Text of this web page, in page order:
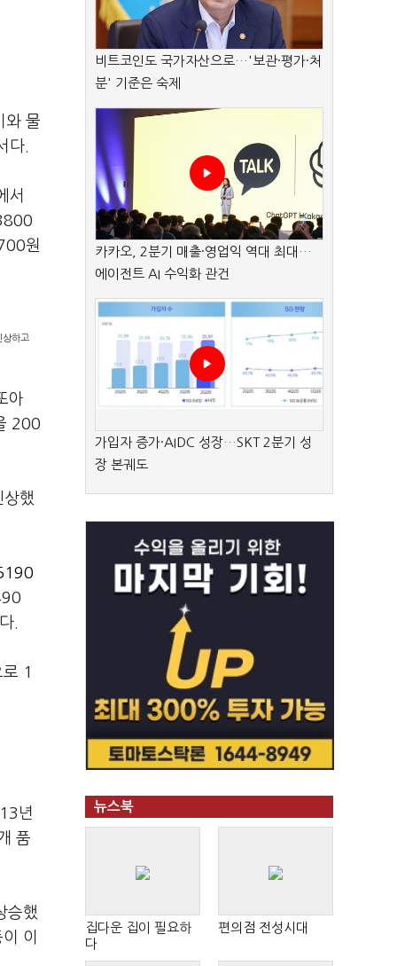
와 물
다.
서
원
상하고
아
200
했
.
1
년
품
승했
이
비트코인도 국가자산으로…'보관·평가·처
분' 기준은 숙제
카카오, 2분기 매출·영업익 역대 최대…
에이전트 AI 수익화 관건
가입자 증가·AIDC 성장…SKT 2분기 성
장 본궤도
뉴스북
집다운 집이 필요하
다
편의점 전성시대